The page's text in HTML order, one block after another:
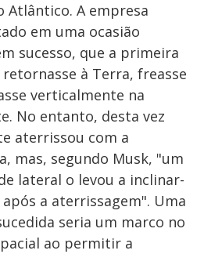
Atlântico. A empresa
em uma ocasião
sucesso, que a primeira
à Terra, freasse
verticalmente na
No entanto, desta vez
aterrissou com a
mas, segundo Musk, "um
lateral o levou a inclinar-
a aterrissagem". Uma
seria um marco no
ao permitir a